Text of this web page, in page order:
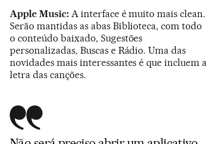
Apple Music: A interface é muito mais clean.
Serão mantidas as abas Biblioteca, com todo
o conteúdo baixado, Sugestões
personalizadas, Buscas e Rádio. Uma das
novidades mais interessantes é que incluem a
letra das canções.